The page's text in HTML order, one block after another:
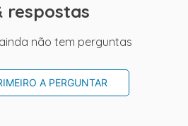
respostas
não tem perguntas
A PERGUNTAR